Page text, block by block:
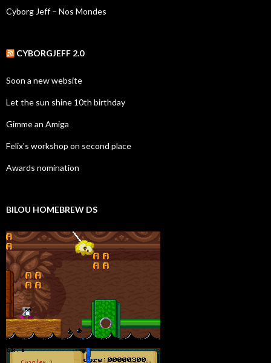
Cyborg Jeff – Nos Mondes
CYBORGJEFF 2.0
Soon a new website
Let the sun shine 10th birthday
Gimme an Amiga
Felix's workshop on second place
Awards nomination
BILOU HOMEBREW DS